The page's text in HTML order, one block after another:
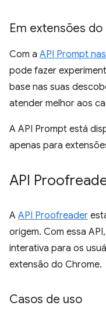
Em extensões
Com a API Prompt
pode fazer
base nas suas
atender melhor aos
A API Prompt está
apenas para
API
A API Proofreader
origem. Com essa
interativa para os
extensão do Chrome.
Casos de uso